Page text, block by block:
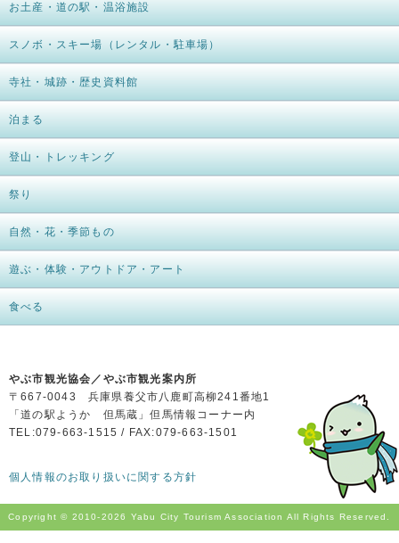
お土産・道の駅・温浴施設
スノボ・スキー場（レンタル・駐車場）
寺社・城跡・歴史資料館
泊まる
登山・トレッキング
祭り
自然・花・季節もの
遊ぶ・体験・アウトドア・アート
食べる
やぶ市観光協会／やぶ市観光案内所
〒667-0043 兵庫県養父市八鹿町高柳241番地1
「道の駅ようか 但馬蔵」但馬情報コーナー内
TEL:079-663-1515 / FAX:079-663-1501
個人情報のお取り扱いに関する方針
Copyright © 2010-2026 Yabu City Tourism Association All Rights Reserved.